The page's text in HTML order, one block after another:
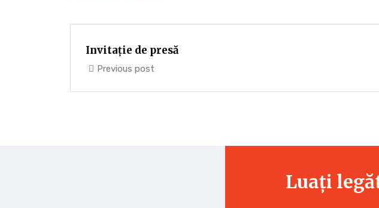
Invitație de presă
Previous post
Luați